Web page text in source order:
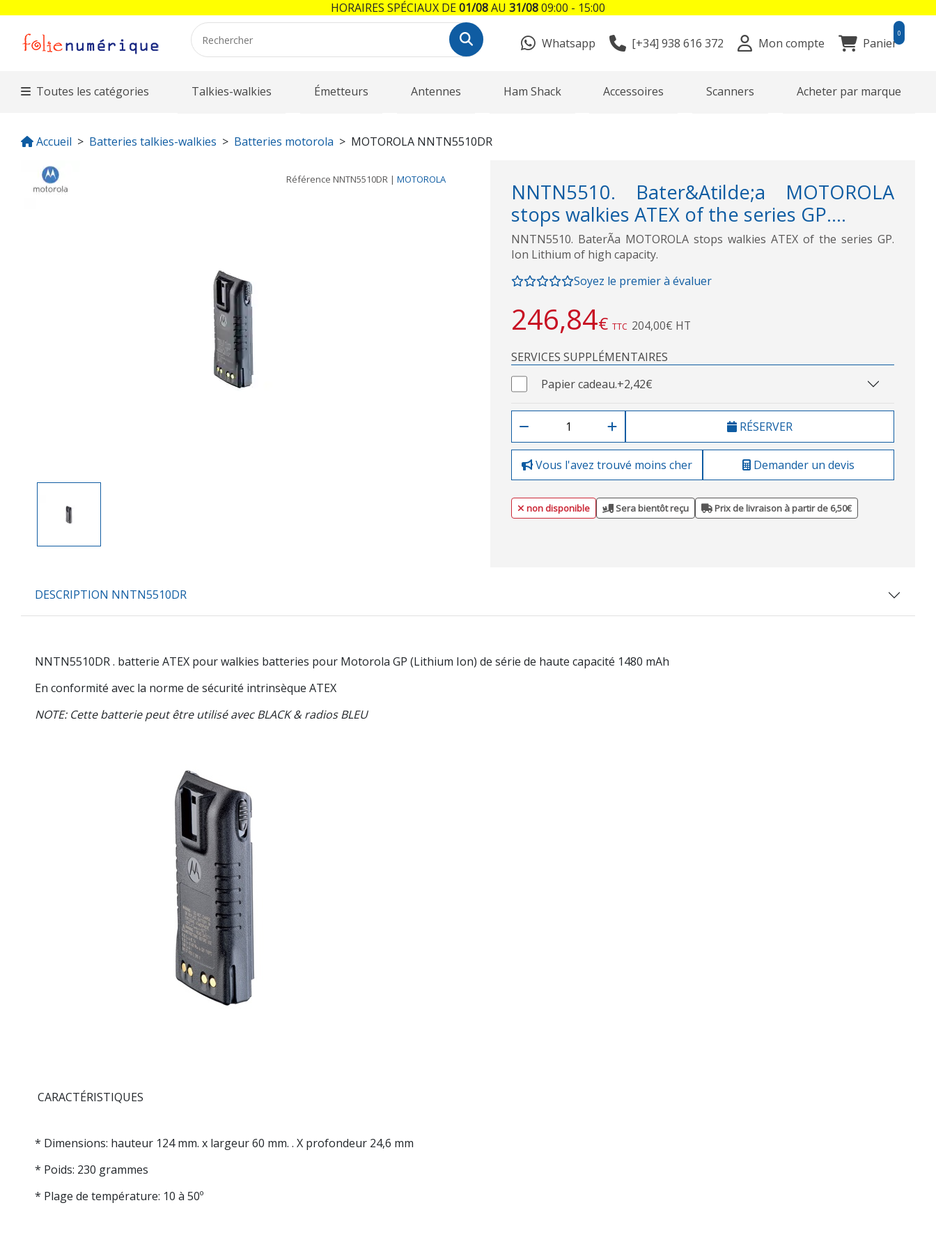
Whatsapp [+34] 938 616 372 Mon compte Panier
0
Toutes les catégories Talkies-walkies Émetteurs Antennes Ham Shack Accessoires Scanners Acheter par marque
Accueil Batteries talkies-walkies Batteries motorola MOTOROLA NNTN5510DR
Référence NNTN5510DR | MOTOROLA
NNTN5510. Bater&Atilde;­a MOTOROLA
stops walkies ATEX of the series GP....
NNTN5510. BaterÃ­a MOTOROLA stops walkies ATEX of the series GP.
Ion Lithium of high capacity.
Soyez le premier à évaluer
246,84€ TTC 204,00€ HT
SERVICES SUPPLÉMENTAIRES
Papier cadeau.+2,42€
RÉSERVER
Vous l'avez trouvé moins cher Demander un devis
non disponible Sera bientôt reçu Prix de livraison à partir de 6,50€
DESCRIPTION NNTN5510DR
NNTN5510DR. batterie ATEX pour walkies batteries pour Motorola GP (Lithium Ion) de série de haute capacité 1480 mAh
En conformité avec la norme de sécurité intrinsèque ATEX
NOTE: Cette batterie peut être utilisé avec BLACK & radios BLEU
CARACTÉRISTIQUES
* Dimensions: hauteur 124 mm. x largeur 60 mm. . X profondeur 24,6 mm
* Poids: 230 grammes
* Plage de température: 10 à 50º
HORAIRES SPÉCIAUX DE01/08AU 31/0809:00 - 15:00